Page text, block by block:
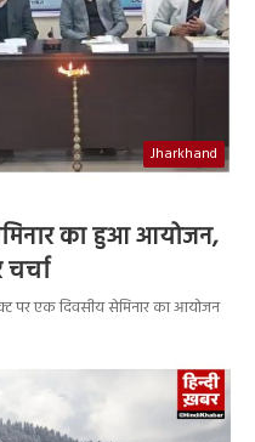
Jharkhand
का हुआ आयोजन,
पर एक दिवसीय सेमिनार का आयोजन